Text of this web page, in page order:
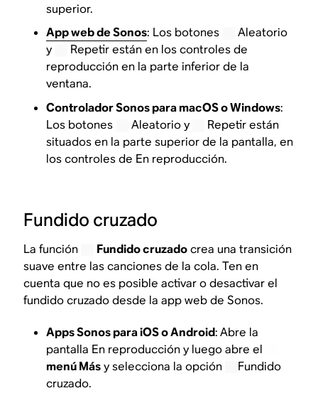
superior.
App web de Sonos: Los botones
Aleatorio
y
Repetir están en los controles de
reproducción en la parte inferior de la
ventana.
Controlador Sonos para macOS o Windows:
Los botones
Aleatorio y
Repetir están
situados en la parte superior de la pantalla, en
los controles de En reproducción.
Fundido cruzado
La función Fundido cruzadocrea una transición
suave entre las canciones de la cola. Ten en
cuenta que no es posible activar o desactivar el
fundido cruzado desde la app web de Sonos.
Apps Sonos para iOS o Android:Abre la
pantalla En reproducción y luego abre el
menú Másy selecciona la opción
Fundido
cruzado.